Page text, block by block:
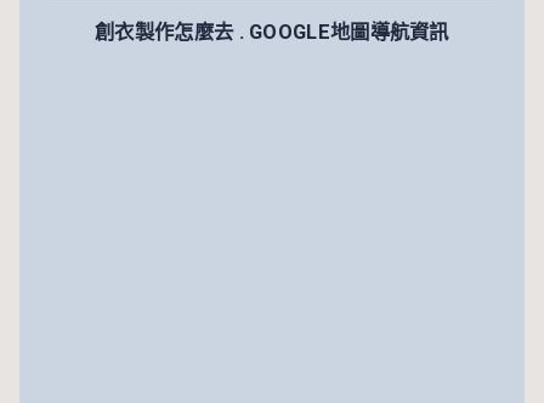
創衣製作怎麼去 . GOOGLE地圖導航資訊